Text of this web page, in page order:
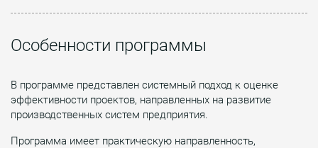
Особенности программы
В программе представлен системный подход к оценке
эффективности проектов, направленных на развитие
производственных систем предприятия.
Программа имеет практическую направленность,